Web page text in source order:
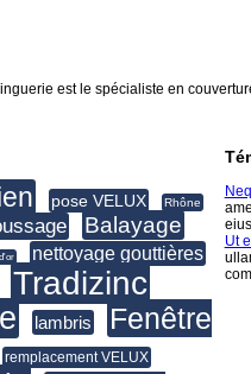
est le spécialiste en
pose VELUX Rhône
Balayage
nettoyage gouttières
Tradizinc
lambris
Fenêtre
remplacement VELUX
Ut